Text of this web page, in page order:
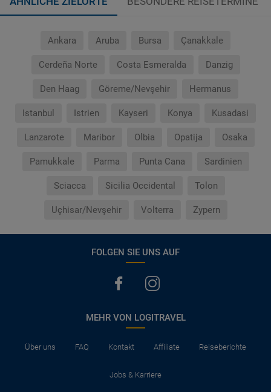
Ankara Aruba Bursa Çanakkale
Cerdeña Norte Costa Esmeralda Danzig
Den Haag Göreme/Nevşehir Hermanus
Istanbul Istrien Kayseri Konya Kusadasi
Lanzarote Maribor Olbia Opatija Osaka
Pamukkale Parma Punta Cana Sardinien
Sciacca Sicilia Occidental Tolon
Uçhisar/Nevşehir Volterra Zypern
FOLGEN SIE UNS AUF
MEHR VON LOGITRAVEL
Über uns FAQ Kontakt Affiliate Reiseberichte
Jobs & Karriere